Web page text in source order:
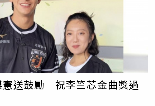
這一天，如願以償地被愛填滿，因為是你
文曝光後，底下留言區刷滿整排恭喜，圈
獻上祝福，「瘋掉！超浪漫超有意義！一
喜心韻跟阿飛」、「你們有夠可愛ㄉ，有
喜，要一直很幸福」、「恭喜，太幸福了
加起來，就是結婚紀念日好酷！恭喜
憲送鼓勵 祝李竺芯金曲獎過